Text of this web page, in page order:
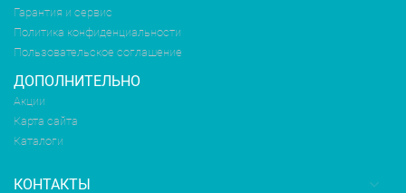
Гарантия и сервис
Политика конфиденциальности
Пользовательское соглашение
ДОПОЛНИТЕЛЬНО
Акции
Карта сайта
Каталоги
КОНТАКТЫ